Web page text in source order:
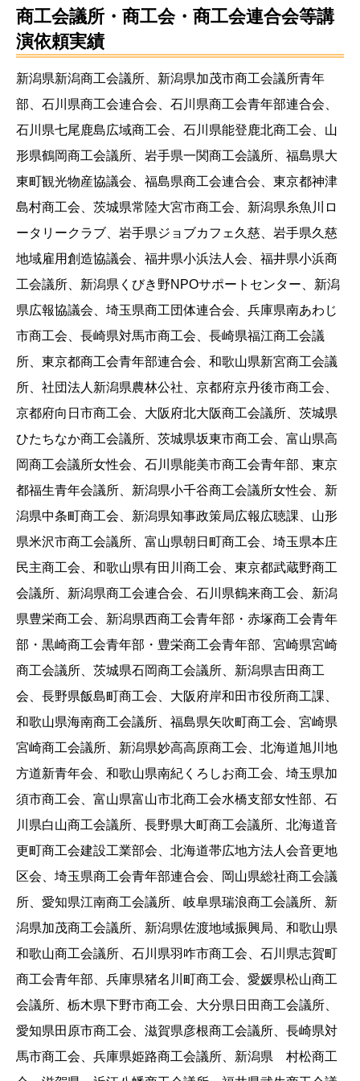
商工会議所・商工会・商工会連合会等講
演依頼実績
新潟県新潟商工会議所、新潟県加茂市商工会議所青年
部、石川県商工会連合会、石川県商工会青年部連合会、
石川県七尾鹿島広域商工会、石川県能登鹿北商工会、山
形県鶴岡商工会議所、岩手県一関商工会議所、福島県大
東町観光物産協議会、福島県商工会連合会、東京都神津
島村商工会、茨城県常陸大宮市商工会、新潟県糸魚川ロ
ータリークラブ、岩手県ジョブカフェ久慈、岩手県久慈
地域雇用創造協議会、福井県小浜法人会、福井県小浜商
工会議所、新潟県くびき野NPOサポートセンター、新潟
県広報協議会、埼玉県商工団体連合会、兵庫県南あわじ
市商工会、長崎県対馬市商工会、長崎県福江商工会議
所、東京都商工会青年部連合会、和歌山県新宮商工会議
所、社団法人新潟県農林公社、京都府京丹後市商工会、
京都府向日市商工会、大阪府北大阪商工会議所、茨城県
ひたちなか商工会議所、茨城県坂東市商工会、富山県高
岡商工会議所女性会、石川県能美市商工会青年部、東京
都福生青年会議所、新潟県小千谷商工会議所女性会、新
潟県中条町商工会、新潟県知事政策局広報広聴課、山形
県米沢市商工会議所、富山県朝日町商工会、埼玉県本庄
民主商工会、和歌山県有田川商工会、東京都武蔵野商工
会議所、新潟県商工会連合会、石川県鶴来商工会、新潟
県豊栄商工会、新潟県西商工会青年部・赤塚商工会青年
部・黒崎商工会青年部・豊栄商工会青年部、宮崎県宮崎
商工会議所、茨城県石岡商工会議所、新潟県吉田商工
会、長野県飯島町商工会、大阪府岸和田市役所商工課、
和歌山県海南商工会議所、福島県矢吹町商工会、宮崎県
宮崎商工会議所、新潟県妙高高原商工会、北海道旭川地
方道新青年会、和歌山県南紀くろしお商工会、埼玉県加
須市商工会、富山県富山市北商工会水橋支部女性部、石
川県白山商工会議所、長野県大町商工会議所、北海道音
更町商工会建設工業部会、北海道帯広地方法人会音更地
区会、埼玉県商工会青年部連合会、岡山県総社商工会議
所、愛知県江南商工会議所、岐阜県瑞浪商工会議所、新
潟県加茂商工会議所、新潟県佐渡地域振興局、和歌山県
和歌山商工会議所、石川県羽咋市商工会、石川県志賀町
商工会青年部、兵庫県猪名川町商工会、愛媛県松山商工
会議所、栃木県下野市商工会、大分県日田商工会議所、
愛知県田原市商工会、滋賀県彦根商工会議所、長崎県対
馬市商工会、兵庫県姫路商工会議所、新潟県 村松商工